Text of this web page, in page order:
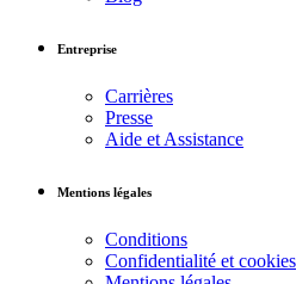
Entreprise
Carrières
Presse
Aide et Assistance
Mentions légales
Conditions
Confidentialité et cookies